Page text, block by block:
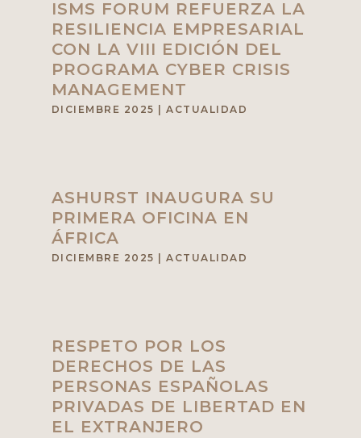
ISMS FORUM REFUERZA LA
RESILIENCIA EMPRESARIAL
CON LA VIII EDICIÓN DEL
PROGRAMA CYBER CRISIS
MANAGEMENT
DICIEMBRE 2025 |ACTUALIDAD
ASHURST INAUGURA SU
PRIMERA OFICINA EN
ÁFRICA
DICIEMBRE 2025 |ACTUALIDAD
RESPETO POR LOS
DERECHOS DE LAS
PERSONAS ESPAÑOLAS
PRIVADAS DE LIBERTAD EN
EL EXTRANJERO